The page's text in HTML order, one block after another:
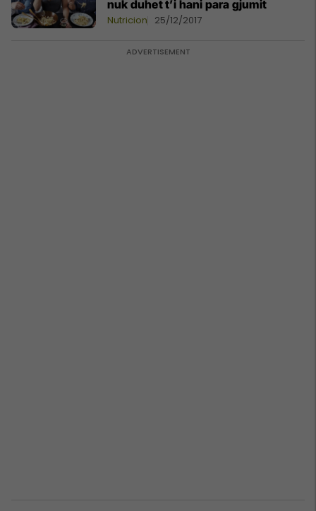
nuk duhet t’i hani para gjumit
Nutricion 25/12/2017